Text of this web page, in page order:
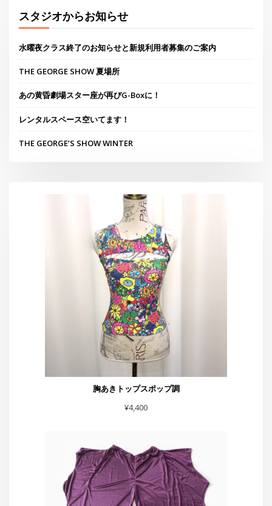
胸あきトップスポップ調
¥4,400
イカミミパンツ紫
¥6,600